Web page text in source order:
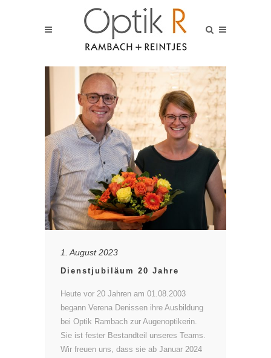
1. August 2023
Dienstjubiläum 20 Jahre
Heute vor 20 Jahren am 01.08.2003
begann Verena Denissen ihre Ausbildung
bei Optik Rambach zur Augenoptikerin.
Sie ist fester Bestandteil unseres Teams.
Wir freuen uns, dass sie ab Januar 2024